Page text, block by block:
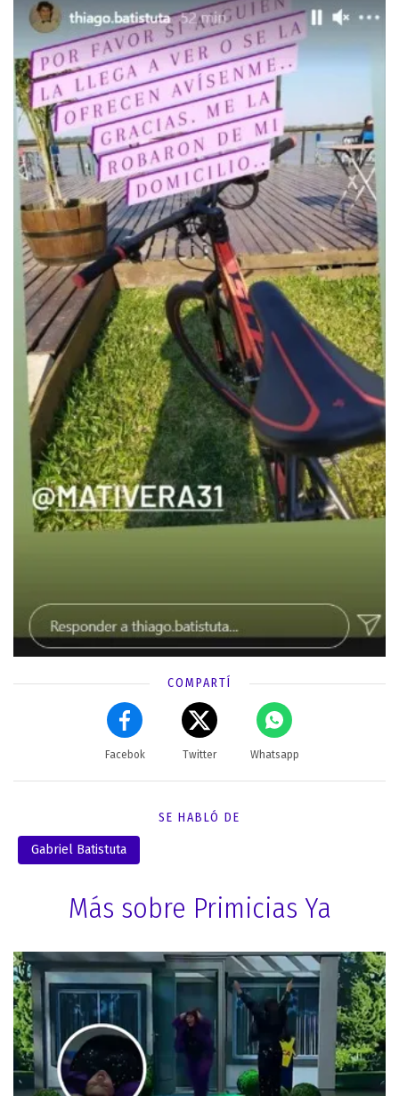
COMPARTÍ
Facebok Twitter Whatsapp
SE HABLÓ DE
Gabriel Batistuta
Más sobre Primicias Ya